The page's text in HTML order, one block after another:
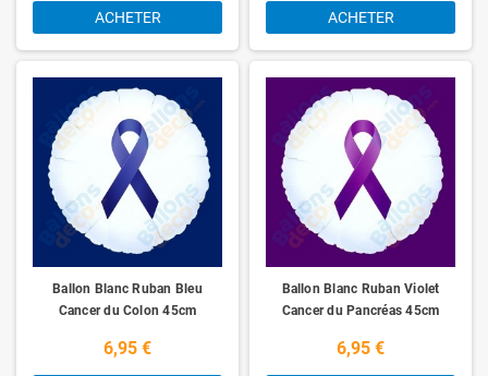
ACHETER ACHETER
Ballon Blanc Ruban Bleu
Cancer du Colon 45cm
6,95 €
Ballon Blanc Ruban Violet
Cancer du Pancréas 45cm
6,95 €